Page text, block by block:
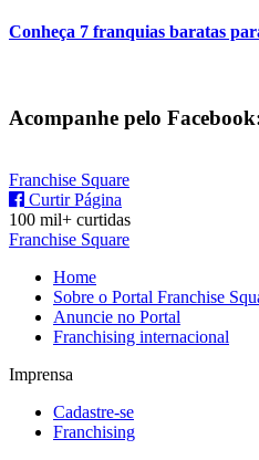
Conheça 7 franquias baratas
Acompanhe pelo
Franchise Square
Curtir Página
100 mil+ curtidas
Franchise Square
Home
Sobre o Portal Franchise
Anuncie no Portal
Franchising internacional
Imprensa
Cadastre-se
Franchising